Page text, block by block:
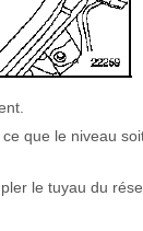
que le niveau
le tuyau du